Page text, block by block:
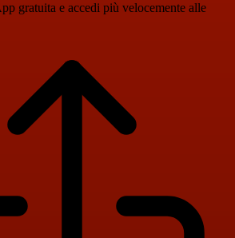
gratuita e accedi più velocemente alle